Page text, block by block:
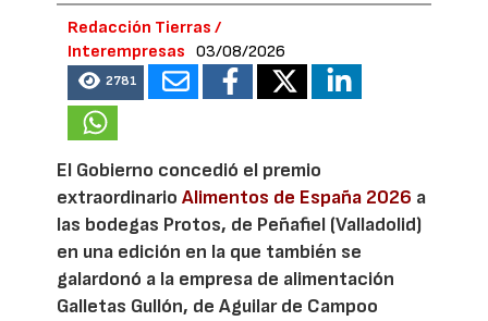
Redacción Tierras /
Interempresas
03/08/2026
2781
El Gobierno concedió el premio
extraordinarioAlimentos de España 2026 a
las bodegas Protos, de Peñafiel (Valladolid)
en una edición en la que también se
galardonó a la empresa de alimentación
Galletas Gullón, de Aguilar de Campoo